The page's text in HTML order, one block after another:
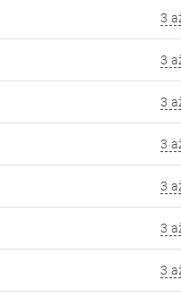
3
3
3
3
3
3
3